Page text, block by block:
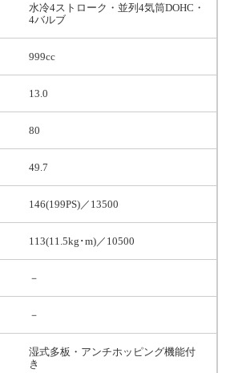
水冷4ストローク・並列4気筒DOHC・
4バルブ
999cc
13.0
80
49.7
146(199PS)／13500
113(11.5kg･m)／10500
－
－
湿式多板・アンチホッピング機能付
き